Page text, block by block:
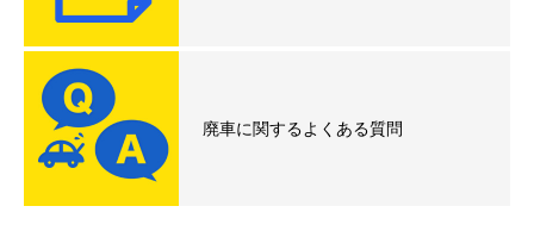
廃車に関するよくある質問